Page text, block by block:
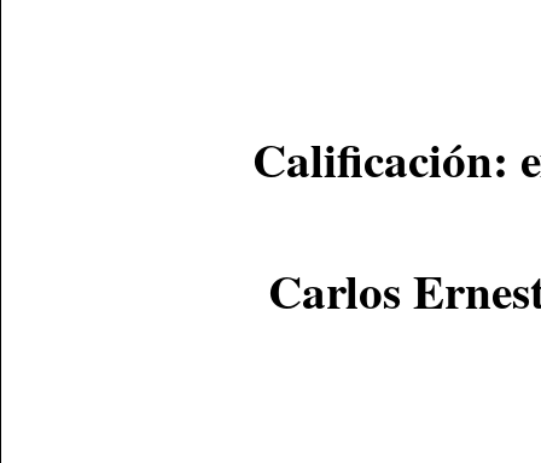
Calificación:
Carlos